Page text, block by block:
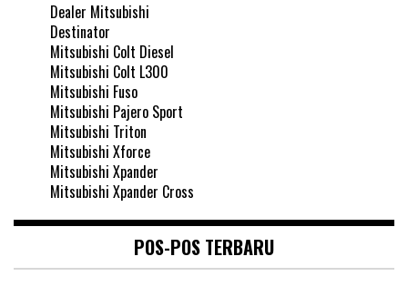
Dealer Mitsubishi
Destinator
Mitsubishi Colt Diesel
Mitsubishi Colt L300
Mitsubishi Fuso
Mitsubishi Pajero Sport
Mitsubishi Triton
Mitsubishi Xforce
Mitsubishi Xpander
Mitsubishi Xpander Cross
POS-POS TERBARU